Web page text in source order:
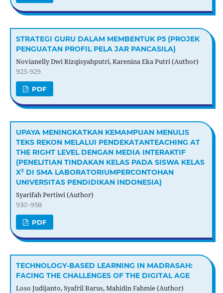
STRATEGI GURU DALAM MEMBENTUK P5 (PROJEK
PENGUATAN PROFIL PELA JAR PANCASILA)
Novianelly Dwi Rizqisyahputri, Karenina Eka Putri (Author)
923-929
PDF
UPAYA MENINGKATKAN KEMAMPUAN MENULIS
TEKS REKON MELALUI PENDEKATANTEACHING AT
THE RIGHT LEVEL DENGAN MEDIA INTERAKTIF
(PENELITIAN TINDAKAN KELAS PADA SISWA KELAS
X² DI SMA LABORATORIUMPERCONTOHAN
UNIVERSITAS PENDIDIKAN INDONESIA)
Syarifah Pertiwi (Author)
930-958
PDF
TECHNOLOGY-BASED LEARNING IN MADRASAH:
FACING THE CHALLENGES OF THE DIGITAL AGE
Loso Judijanto, Syafril Barus, Mahidin Fahmie (Author)